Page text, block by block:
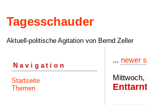
Tagesschauder
Aktuell-politische Agitation von Bernd Zeller
Navigation
Startseite
Themen
... newer
Mittwoch,
Enttarnt